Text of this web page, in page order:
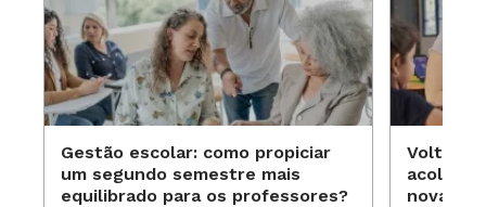
Gestão escolar: como propiciar
um segundo semestre mais
equilibrado para os professores?
Volta às
novas